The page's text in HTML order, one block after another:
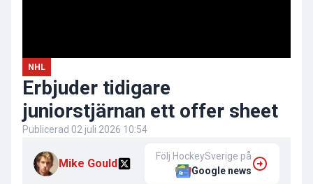
NHL
Erbjuder tidigare
juniorstjärnan ett offer sheet
Publicerad 02 juli 2026 10:54
Mike Gould
Följ HockeySverige på
Google news